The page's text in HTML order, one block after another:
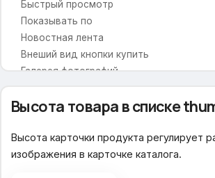
Быстрый просмотр
Показывать по
Новостная лента
Внеший вид кнопки купить
Галерея фотографий
Карточка товара
Размер большой фотографии
Соц. сети для расшаривания
Высота товара в списке
Высота карточки продукта регулирует
изображения в карточке каталога.